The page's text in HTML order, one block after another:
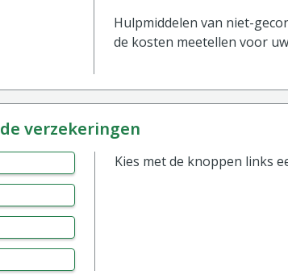
Hulpmiddelen van niet-
de kosten meetellen voor
verzekeringen
Kies met de knoppen links